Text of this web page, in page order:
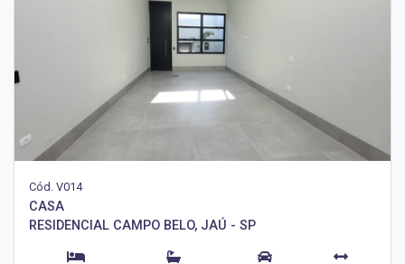
Cód. V014
CASA
RESIDENCIAL CAMPO BELO, JAÚ - SP